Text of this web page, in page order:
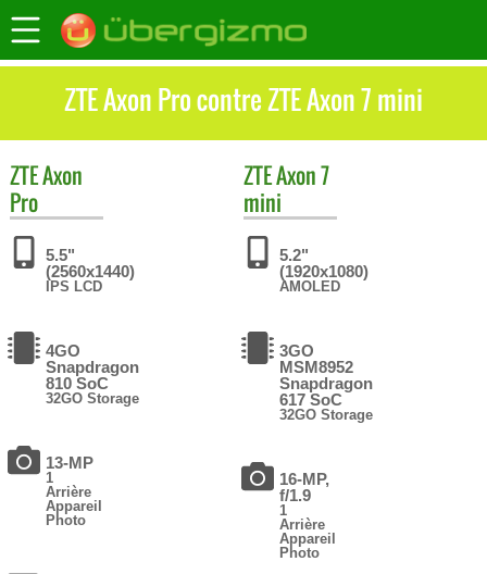
ZTE Axon Pro contre ZTE Axon 7 mini
ZTEAxon
Pro
5.5"
(2560x1440)
IPS LCD
4GO
Snapdragon
810 SoC
32GO Storage
13-MP
1
Arrière
Appareil
Photo
ZTEAxon 7
mini
5.2"
(1920x1080)
AMOLED
3GO
MSM8952
Snapdragon
617 SoC
32GO Storage
16-MP,
f/1.9
1
Arrière
Appareil
Photo